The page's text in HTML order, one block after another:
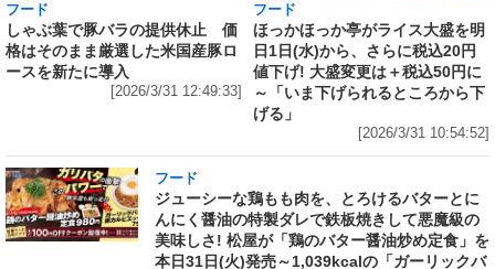
フード
しゃぶ葉で豚バラの提供休止 価
格はそのまま厳選した米国産豚ロ
ースを新たに導入
[2026/3/31 12:49:33]
フード
ほっかほっか亭がライス大盛を明
日1日(水)から、さらに税込20円
値下げ! 大盛変更は＋税込50円に
～「いま下げられるところから下
げる」
[2026/3/31 10:54:52]
フード
ジューシーな鶏もも肉を、とろけるバターとに
んにく醤油の特製ダレで鉄板焼きして悪魔級の
美味しさ! 松屋が「鶏のバター醤油炒め定食」を
本日31日(火)発売～1,039kcalの「ガーリックバ